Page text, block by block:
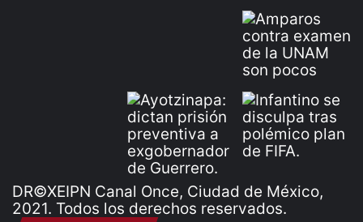
DR©XEIPN Canal Once, Ciudad de México,
2021. Todos los derechos reservados.